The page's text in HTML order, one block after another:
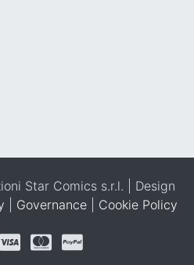
Star Comics s.r.l. | Design
Governance Cookie Policy